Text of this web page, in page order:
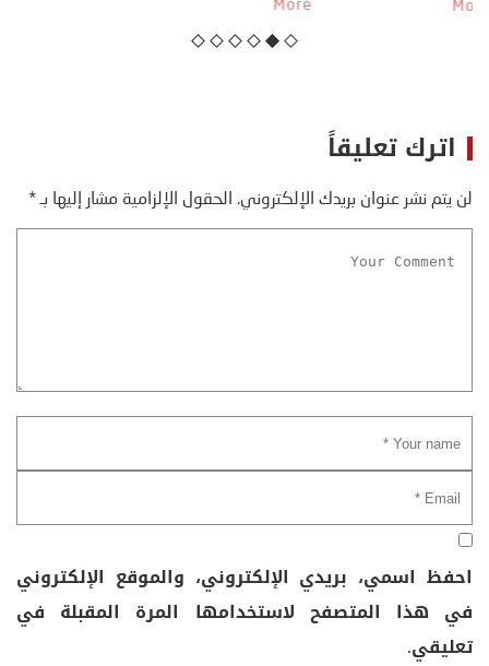
منذ نهاية ثمانينات القرن الماضي، حين أطردنا ...
اترك تعليقاً
لن يتم نشر عنوان بريدك الإلكتروني. الحقول الإلزامية مشار إليها بـ*
احفظ اسمي، بريدي الإلكتروني، والموقع الإلكتروني
في هذا المتصفح لاستخدامها المرة المقبلة في
تعليقي.